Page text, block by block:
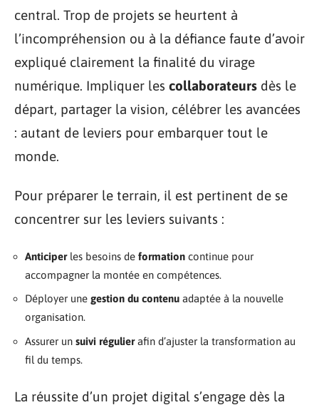
central. Trop de projets se heurtent à
l’incompréhension ou à la défiance faute d’avoir
expliqué clairement la finalité du virage
numérique. Impliquer les collaborateurs dès le
départ, partager la vision, célébrer les avancées
: autant de leviers pour embarquer tout le
monde.
Pour préparer le terrain, il est pertinent de se
concentrer sur les leviers suivants :
Anticiperles besoins de formation continue pour
accompagner la montée en compétences.
Déployer une gestion du contenu adaptée à la nouvelle
organisation.
Assurer un suivi régulierafin d’ajuster la transformation au
fil du temps.
La réussite d’un projet digital s’engage dès la